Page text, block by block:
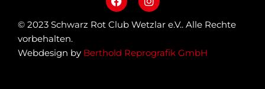
© 2023 Schwarz Rot Club Wetzlar e.V.. Alle Rechte
vorbehalten.
Webdesign by Berthold Reprografik GmbH